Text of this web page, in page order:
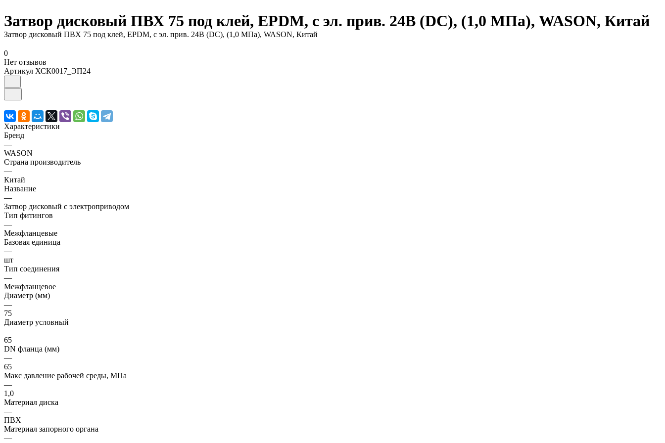
Затвор дисковый ПВХ 75 под клей, EPDM, с эл. прив. 24В (DС), (1,0 МПа), WASON, Китай
Затвор дисковый ПВХ 75 под клей, EPDM, с эл. прив. 24В (DС), (1,0 МПа), WASON, Китай
0
Нет отзывов
Артикул ХСК0017_ЭП24
Характеристики
Бренд
—
WASON
Страна производитель
—
Китай
Название
—
Затвор дисковый с электроприводом
Тип фитингов
—
Межфланцевые
Базовая единица
—
шт
Тип соединения
—
Межфланцевое
Диаметр (мм)
—
75
Диаметр условный
—
65
DN фланца (мм)
—
65
Макс давление рабочей среды, МПа
—
1,0
Материал диска
—
ПВХ
Материал запорного органа
—